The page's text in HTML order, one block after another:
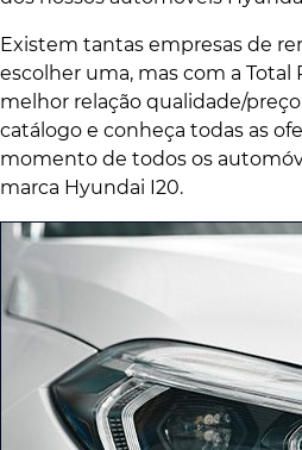
Existem tantas empresas de
escolher uma, mas com a Total
melhor relação qualidade/
catálogo e conheça todas as
momento de todos os
marca Hyundai I20.